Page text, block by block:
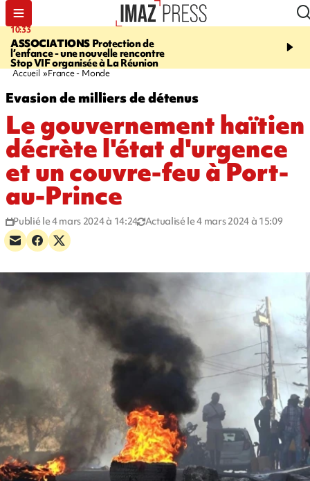
10:33
ASSOCIATIONSProtection de
l’enfance - une nouvelle rencontre
Stop VIF organisée à La Réunion
15:03
VASTE
DANS L'OUEST DU
Accueil France - Monde
Evasion de milliers de détenus
Le gouvernement haïtien
décrète l'état d'urgence
et un couvre-feu à Port-
au-Prince
Publié le 4 mars 2024 à 14:24 Actualisé le 4 mars 2024 à 15:09